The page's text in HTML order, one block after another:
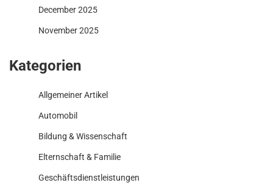
December 2025
November 2025
Kategorien
Allgemeiner Artikel
Automobil
Bildung & Wissenschaft
Elternschaft & Familie
Geschäftsdienstleistungen